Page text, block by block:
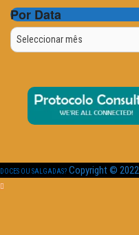
Por Data
Por
Data
DOCES OU SALGADAS? Copyright © 2022